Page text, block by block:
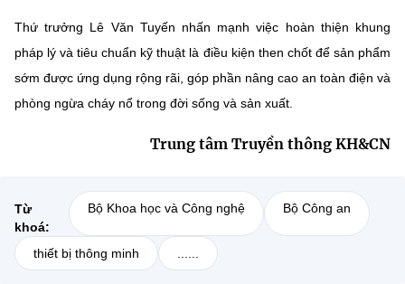
Thứ trưởng Lê Văn Tuyến nhấn mạnh việc hoàn thiện khung
pháp lý và tiêu chuẩn kỹ thuật là điều kiện then chốt để sản phẩm
sớm được ứng dụng rộng rãi, góp phần nâng cao an toàn điện và
phòng ngừa cháy nổ trong đời sống và sản xuất.
Trung tâm Truyền thông KH&CN
Từ
khoá:
Bộ Khoa học và Công nghệ Bộ Công an
thiết bị thông minh